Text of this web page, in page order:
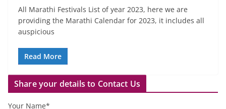
All Marathi Festivals List of year 2023, here we are
providing the Marathi Calendar for 2023, it includes all
auspicious
Read More
Share your details to Contact Us
Your Name*